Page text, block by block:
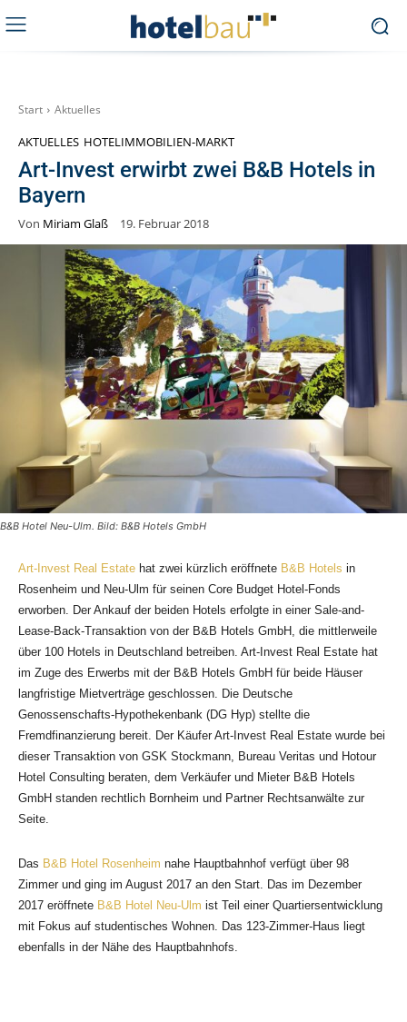
Start Aktuelles
AKTUELLES HOTELIMMOBILIEN-MARKT
Art-Invest erwirbt zwei B&B Hotels in
Bayern
Von Miriam Glaß 19. Februar 2018
B&B Hotel Neu-Ulm. Bild: B&B Hotels GmbH
Art-Invest Real Estate hat zwei kürzlich eröffnete B&B Hotels in
Rosenheim und Neu-Ulm für seinen Core Budget Hotel-Fonds
erworben. Der Ankauf der beiden Hotels erfolgte in einer Sale-and-
Lease-Back-Transaktion von der B&B Hotels GmbH, die mittlerweile
über 100 Hotels in Deutschland betreiben. Art-Invest Real Estate hat
im Zuge des Erwerbs mit der B&B Hotels GmbH für beide Häuser
langfristige Mietverträge geschlossen. Die Deutsche
Genossenschafts-Hypothekenbank (DG Hyp) stellte die
Fremdfinanzierung bereit. Der Käufer Art-Invest Real Estate wurde bei
dieser Transaktion von GSK Stockmann, Bureau Veritas und Hotour
Hotel Consulting beraten, dem Verkäufer und Mieter B&B Hotels
GmbH standen rechtlich Bornheim und Partner Rechtsanwälte zur
Seite.
Das B&B Hotel Rosenheim nahe Hauptbahnhof verfügt über 98
Zimmer und ging im August 2017 an den Start. Das im Dezember
2017 eröffnete B&B Hotel Neu-Ulm ist Teil einer Quartiersentwicklung
mit Fokus auf studentisches Wohnen. Das 123-Zimmer-Haus liegt
ebenfalls in der Nähe des Hauptbahnhofs.